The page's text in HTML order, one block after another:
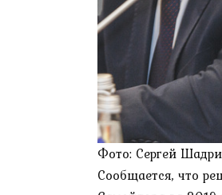
Фото: Сергей
Сообщается, что